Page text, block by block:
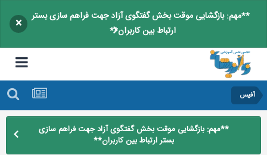
**مهم: بازگشایی موقت بخش گفتگوی آزاد جهت فراهم سازی بستر
ارتباط بین کاربران**
×
آفیس
**مهم: بازگشایی موقت بخش گفتگوی آزاد جهت فراهم سازی
بستر ارتباط بین کاربران**